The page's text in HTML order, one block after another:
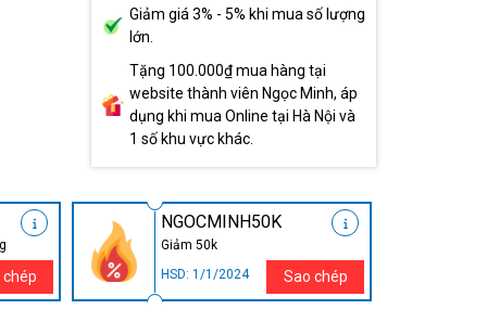
Giảm giá 3% - 5% khi mua số lượng
lớn.
Tặng 100.000₫ mua hàng tại
website thành viên Ngọc Minh, áp
dụng khi mua Online tại Hà Nội và
1 số khu vực khác.
chép
NGOCMINH50K
Giảm 50k
HSD: 1/1/2024
Sao chép